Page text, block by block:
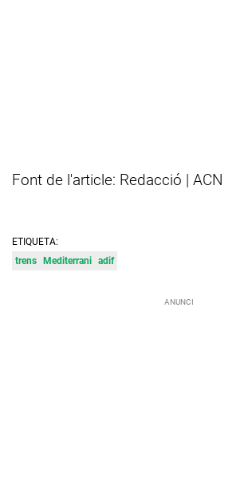
Font de l'article: Redacció | ACN
ETIQUETA:
trens
Mediterrani adif